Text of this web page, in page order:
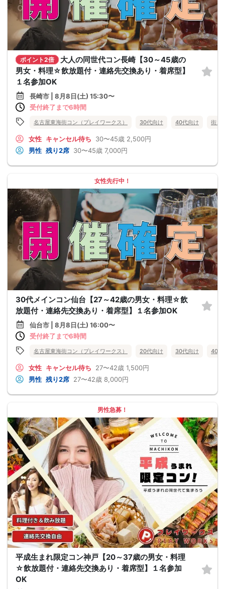
ポイント2倍
大人の同世代コン長崎【30～45歳の
男女・料理☆飲放題付・連絡先交換あり・着席型】
１名参加OK
長崎市 | 8月8日(土) 15:30〜
受付終了まで6時間
名古屋東海街コン（プレイワークス） 30代向け 40代向け 街コ
女性 キャンセル待ち 30〜45歳 2,500円
男性 残り2席 30〜45歳 7,000円
女性先行中！
30代メインコン仙台【27～42歳の男女・料理☆飲
放題付・連絡先交換あり・着席型】１名参加OK
仙台市 | 8月8日(土) 16:00〜
受付終了まで6時間
名古屋東海街コン（プレイワークス） 20代向け 30代向け 40代
女性 キャンセル待ち 27〜42歳 1,500円
男性 残り2席 27〜42歳 8,000円
男性急募！
平成生まれ限定コン神戸【20～37歳の男女・料理
☆飲放題付・連絡先交換あり・着席型】１名参加
OK